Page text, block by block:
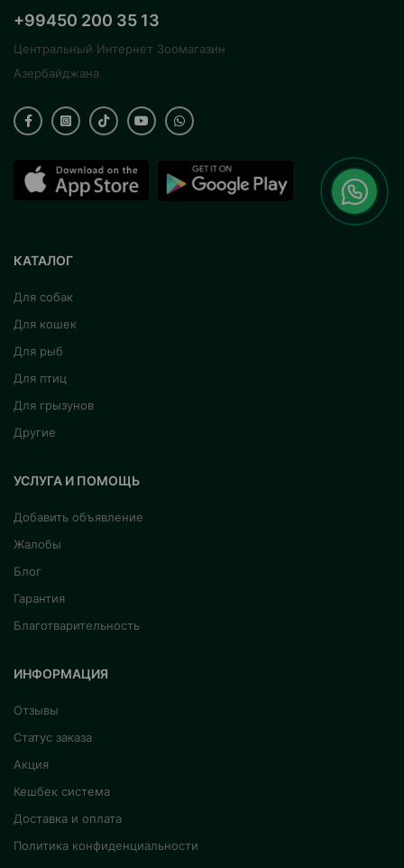
+99450 200 35 13
Центральный Интернет Зоомагазин
Азербайджана
КАТАЛОГ
Для собак
Для кошек
Для рыб
Для птиц
Для грызунов
Другие
УСЛУГА И ПОМОЩЬ
Добавить объявление
Жалобы
Блог
Гарантия
Благотварительность
ИНФОРМАЦИЯ
Отзывы
Статус заказа
Акция
Кешбек система
Доставка и оплата
Политика конфиденциальности